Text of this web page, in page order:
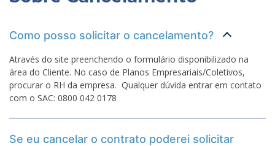
Como posso solicitar o cancelamento?
Através do site preenchendo o formulário disponibilizado na
área do Cliente. No caso de Planos Empresariais/Coletivos,
procurar o RH da empresa. Qualquer dúvida entrar em contato
com o SAC: 0800 042 0178
Se eu cancelar o contrato poderei solicitar